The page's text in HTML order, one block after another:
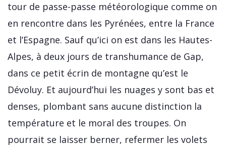
tour de passe-passe météorologique comme on
en rencontre dans les Pyrénées, entre la France
et l’Espagne. Sauf qu’ici on est dans les Hautes-
Alpes, à deux jours de transhumance de Gap,
dans ce petit écrin de montagne qu’est le
Dévoluy. Et aujourd’hui les nuages y sont bas et
denses, plombant sans aucune distinction la
température et le moral des troupes. On
pourrait se laisser berner, refermer les volets